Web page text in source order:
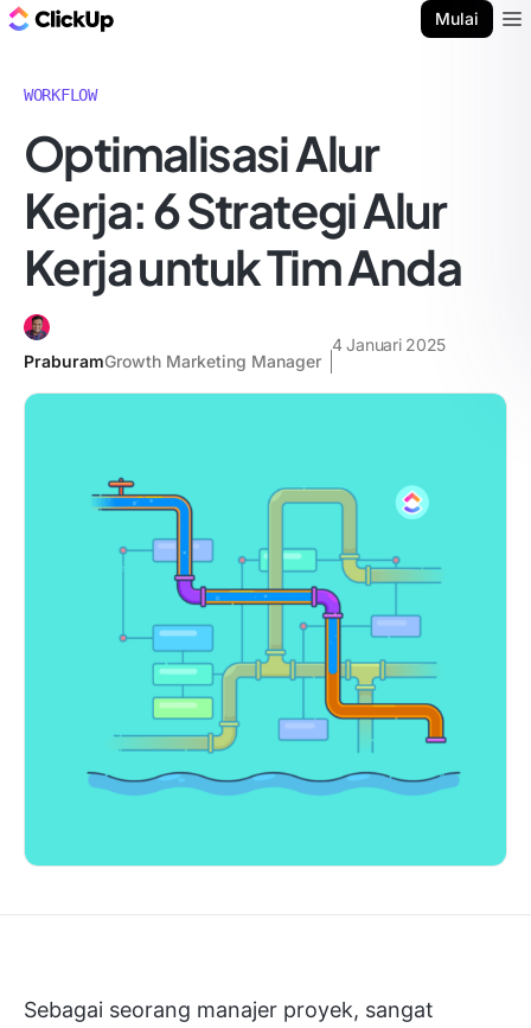
Mulai
WORKFLOW
Optimalisasi Alur
Kerja: 6 Strategi Alur
Kerja untuk Tim Anda
PraburamGrowth Marketing Manager
4 Januari 2025
Sebagai seorang manajer proyek, sangat